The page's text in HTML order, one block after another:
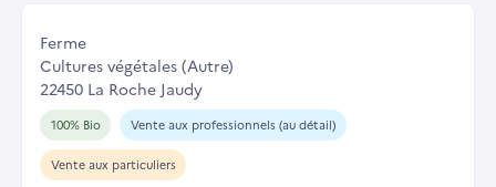
Ferme
Cultures végétales (Autre)
22450 La Roche Jaudy
100% Bio Vente aux professionnels (au détail)
Vente aux particuliers